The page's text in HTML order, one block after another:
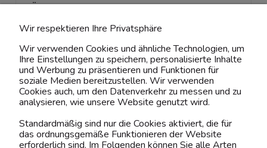
Kontaktiere uns!
0151 12200811
ÜBER UNS & RECHTLICHES
MEIN ACCOUNT
BELIEBTE KATEGORIEN
Wir respektieren Ihre Privatsphäre
Wir verwenden Cookies und ähnliche Technologien, um
Ihre Einstellungen zu speichern, personalisierte Inhalte
und Werbung zu präsentieren und Funktionen für
soziale Medien bereitzustellen. Wir verwenden
Cookies auch, um den Datenverkehr zu messen und zu
analysieren, wie unsere Website genutzt wird.
Standardmäßig sind nur die Cookies aktiviert, die für
das ordnungsgemäße Funktionieren der Website
erforderlich sind. Im Folgenden können Sie alle Arten